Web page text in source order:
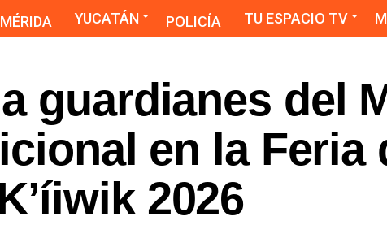
MÉRIDA YUCATÁN POLICÍA TU ESPACIO TV
guardianes del
en la Feria
2026